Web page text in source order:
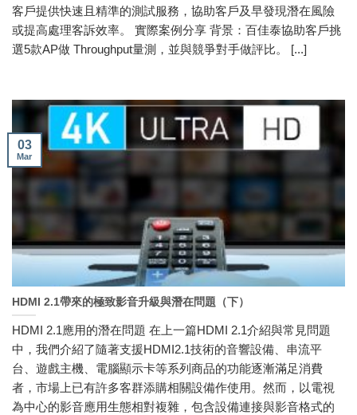
客戶提供快速且精準的測試服務，協助客戶及早發現潛在風險
或提高處理客訴效率。 實際案例分享 背景：百佳泰協助客戶挑
選5款AP做 Throughput量測，並與競爭對手做評比。 [...]
HDMI 2.1帶來的極致影音升級與潛在問題（下）
HDMI 2.1應用的潛在問題 在上一篇HDMI 2.1介紹與常見問題
中，我們介紹了隨著支援HDMI2.1技術的音響設備、串流平
台、遊戲主機、電腦顯示卡等系列商品的功能逐漸滿足消費
者，市場上已有許多客群添購相關設備作使用。然而，以電視
為中心的影音應用生態相對複雜，包含設備連接與影音格式的
03
Mar